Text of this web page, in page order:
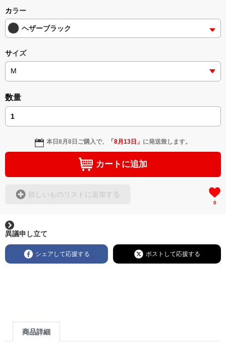
カラー
ヘザーブラック
サイズ
数量
本日8月8日 ご購入で、 「8月13日 」 に発送致します。
カートに追加
欲しいものリストに追加する
0
異議申し立て
シェアして応援する ポストして応援する
商品詳細